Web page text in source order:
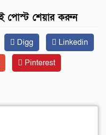
পোস্ট শেয়ার করুন
Digg
Linkedin
Pinterest